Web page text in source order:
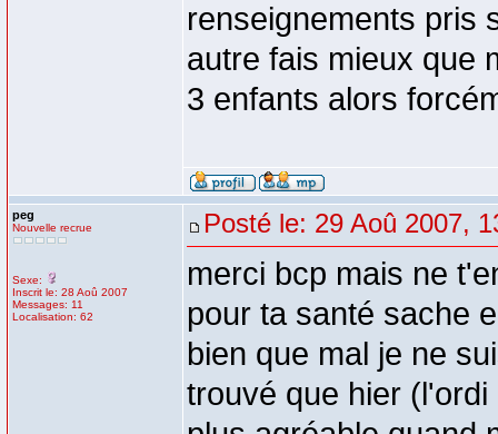
renseignements pris
autre fais mieux que
3 enfants alors
peg
Nouvelle recrue
Sexe:
Inscrit le: 28 Aoû 2007
Messages: 11
Localisation: 62
Posté le: 29 Aoû 2007,
merci bcp mais ne
pour ta santé sache
bien que mal je ne
trouvé que hier